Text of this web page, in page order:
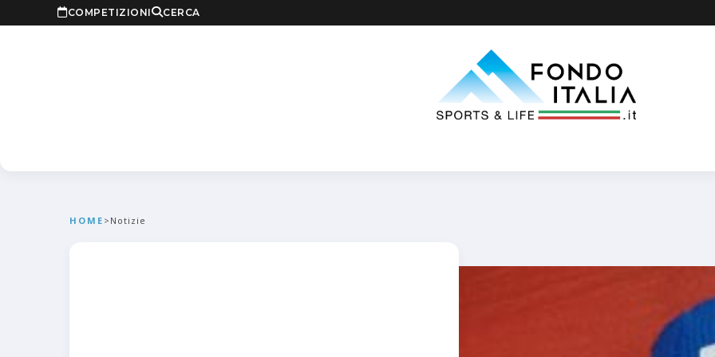
COMPETIZIONI CERCA
HOME > Notizie